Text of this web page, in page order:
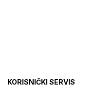
KORISNIČKI SERVIS